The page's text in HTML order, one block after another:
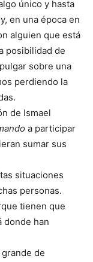
único y hasta
en una época en
alguien que está
posibilidad de
sobre una
perdiendo la
de Ismael
a participar
sumar sus
situaciones
personas.
tienen que
donde han
de